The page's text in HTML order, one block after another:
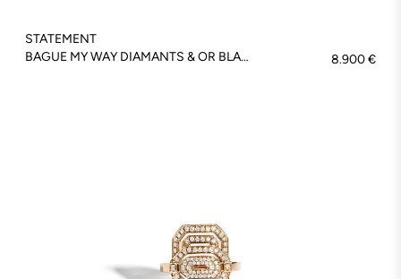
STATEMENT
BAGUE MY WAY DIAMANTS & OR BLANC - FSJ204
8.900 €